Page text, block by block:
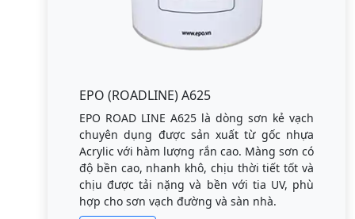
EPO (ROADLINE) A625
EPO ROAD LINE A625 là dòng sơn kẻ vạch
chuyên dụng được sản xuất từ gốc nhựa
Acrylic với hàm lượng rắn cao. Màng sơn có
độ bền cao, nhanh khô, chịu thời tiết tốt và
chịu được tải nặng và bền với tia UV, phù
hợp cho sơn vạch đường và sàn nhà.